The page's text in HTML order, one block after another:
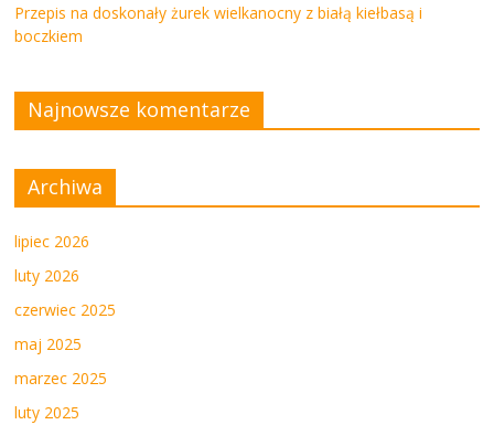
Przepis na doskonały żurek wielkanocny z białą kiełbasą i
boczkiem
Najnowsze komentarze
Archiwa
lipiec 2026
luty 2026
czerwiec 2025
maj 2025
marzec 2025
luty 2025